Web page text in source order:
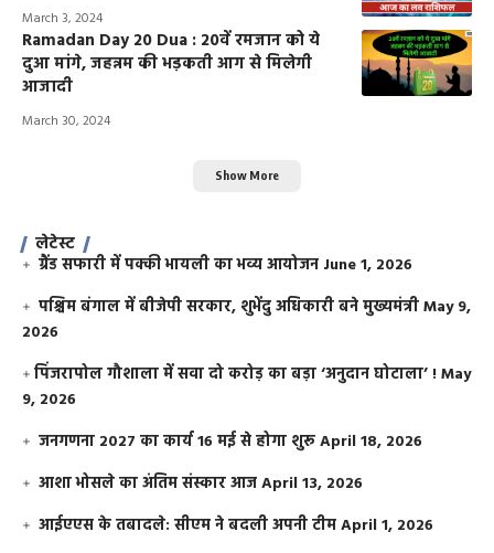
March 3, 2024
Ramadan Day 20 Dua : 20वें रमजान को ये
दुआ मांगे, जहन्नम की भड़कती आग से मिलेगी
आजादी
March 30, 2024
Show More
लेटेस्ट
ग्रैंड सफारी में पक्की भायली का भव्य आयोजन June 1, 2026
पश्चिम बंगाल में बीजेपी सरकार, शुभेंदु अधिकारी बने मुख्यमंत्रीMay 9,
2026
​पिंजरापोल गौशाला में सवा दो करोड़ का बड़ा ‘अनुदान घोटाला’ !May
9, 2026
जनगणना 2027 का कार्य 16 मई से होगा शुरूApril 18, 2026
आशा भोसले का अंतिम संस्कार आजApril 13, 2026
आईएएस के तबादले: सीएम ने बदली अपनी टीमApril 1, 2026